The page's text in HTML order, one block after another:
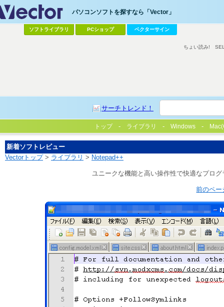
パソコンソフトを探すなら「Vector」
ソフトライブラリ PCショップ ベクターサイン
サーチトレンド！
ちょい読み!
トップ ライブラリ Windows
新着ソフトレビュー
Vectorトップ> ライブラリ > Notepad++
ユニークな機能と高い操作性で快適なプロ
前のペー